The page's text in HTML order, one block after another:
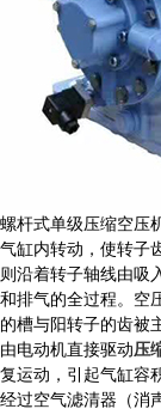
螺杆式单级压缩空压
气缸内转动，使转子
则沿着转子轴线由吸
和排气的全过程。空
的槽与阳转子的齿被
由电动机直接驱动压
复运动，引起气缸容
经过空气滤清器（消